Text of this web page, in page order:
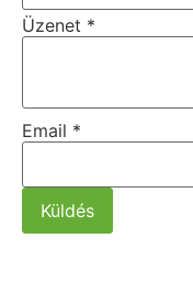
Üzenet *
Email *
Küldés